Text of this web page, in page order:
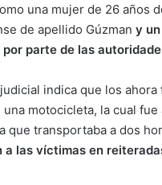
una mujer de 26 años
de apellido Gúzman y
parte de las
indica que los ahora
una motocicleta, la cual
que transportaba a dos
a las víctimas en